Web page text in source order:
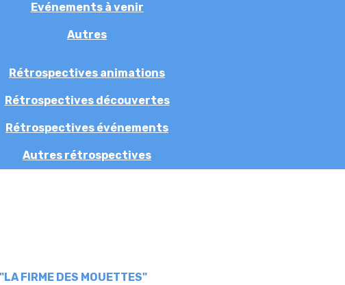
Evénements à venir
Autres
Rétrospectives animations
Rétrospectives découvertes
Rétrospectives événements
Autres rétrospectives
"LA FIRME DES MOUETTES"